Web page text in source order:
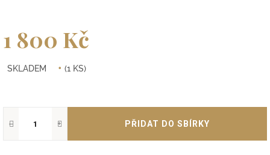
1 800 Kč
cena:
SKLADEM (1 KS)
+
−